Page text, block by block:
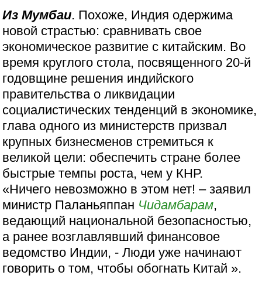
Из Мумбаи. Похоже, Индия одержима
новой страстью: сравнивать свое
экономическое развитие с китайским. Во
время круглого стола, посвященного 20-й
годовщине решения индийского
правительства о ликвидации
социалистических тенденций в экономике,
глава одного из министерств призвал
крупных бизнесменов стремиться к
великой цели: обеспечить стране более
быстрые темпы роста, чем у КНР.
«Ничего невозможно в этом нет! – заявил
министр Паланьяппан Чидамбарам,
ведающий национальной безопасностью,
а ранее возглавлявший финансовое
ведомство Индии, - Люди уже начинают
говорить о том, чтобы обогнать Китай ».